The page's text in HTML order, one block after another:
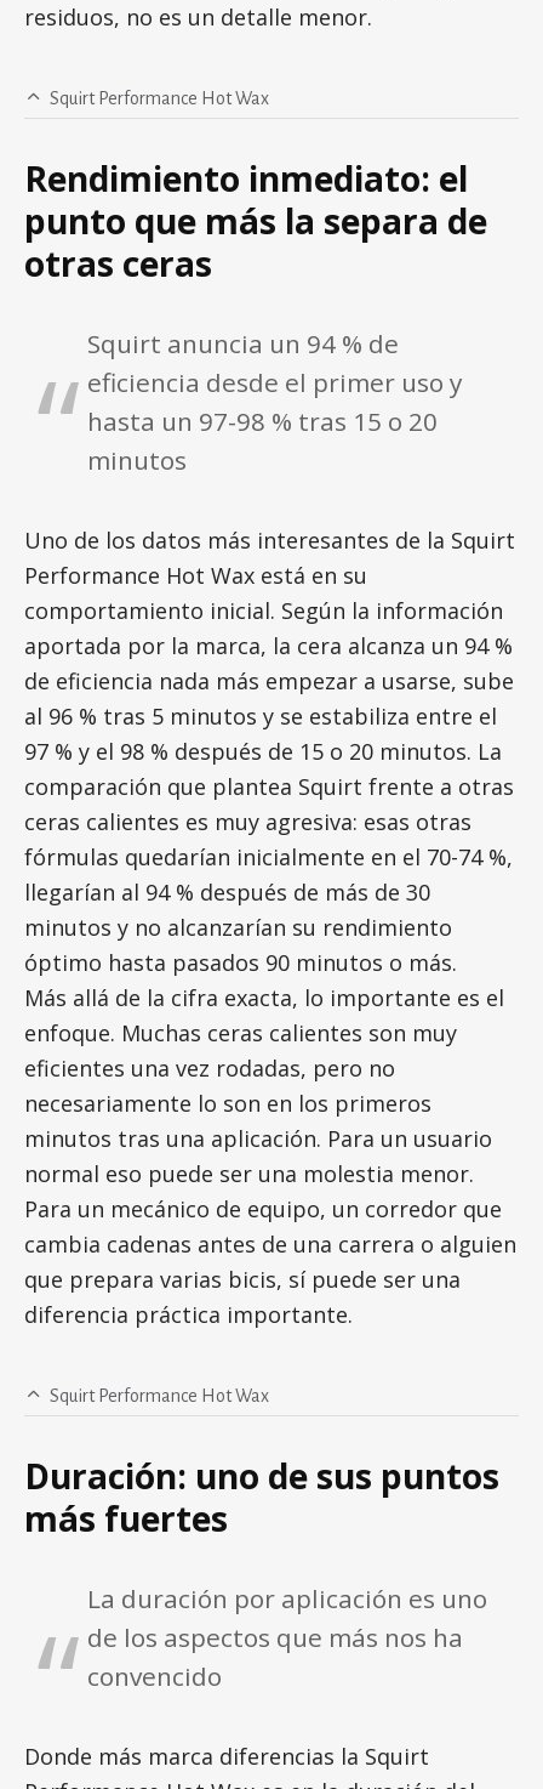
residuos, no es un detalle menor.
Squirt Performance Hot Wax
Rendimiento inmediato: el
punto que más la separa de
otras ceras
Squirt anuncia un 94 % de
eficiencia desde el primer uso y
hasta un 97-98 % tras 15 o 20
minutos
Uno de los datos más interesantes de la Squirt
Performance Hot Wax está en su
comportamiento inicial. Según la información
aportada por la marca, la cera alcanza un 94 %
de eficiencia nada más empezar a usarse, sube
al 96 % tras 5 minutos y se estabiliza entre el
97 % y el 98 % después de 15 o 20 minutos. La
comparación que plantea Squirt frente a otras
ceras calientes es muy agresiva: esas otras
fórmulas quedarían inicialmente en el 70-74 %,
llegarían al 94 % después de más de 30
minutos y no alcanzarían su rendimiento
óptimo hasta pasados 90 minutos o más.
Más allá de la cifra exacta, lo importante es el
enfoque. Muchas ceras calientes son muy
eficientes una vez rodadas, pero no
necesariamente lo son en los primeros
minutos tras una aplicación. Para un usuario
normal eso puede ser una molestia menor.
Para un mecánico de equipo, un corredor que
cambia cadenas antes de una carrera o alguien
que prepara varias bicis, sí puede ser una
diferencia práctica importante.
Squirt Performance Hot Wax
Duración: uno de sus puntos
más fuertes
La duración por aplicación es uno
de los aspectos que más nos ha
convencido
Donde más marca diferencias la Squirt